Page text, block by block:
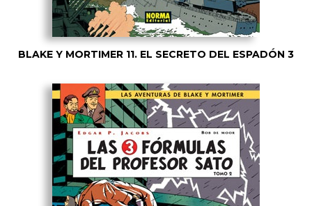
BLAKE Y MORTIMER 11. EL SECRETO DEL ESPADÓN 3